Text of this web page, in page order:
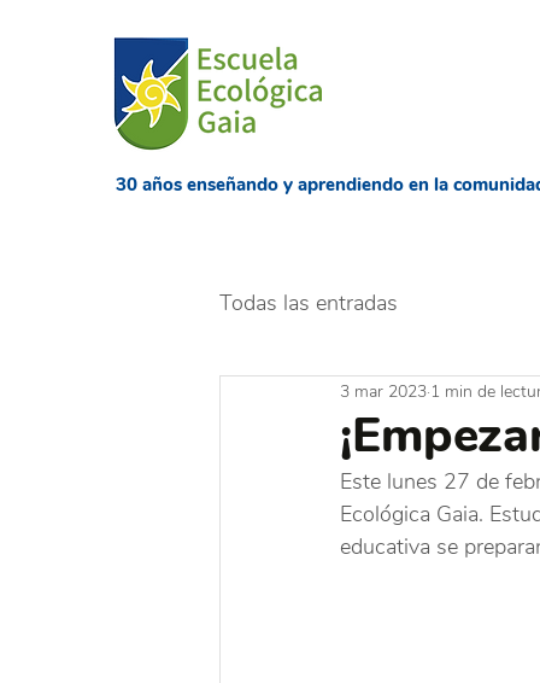
​30 años enseñando y aprendiendo en la
Todas las entradas
3 mar 2023 1 min de
Este lunes 27 de
Ecológica Gaia.
educativa se